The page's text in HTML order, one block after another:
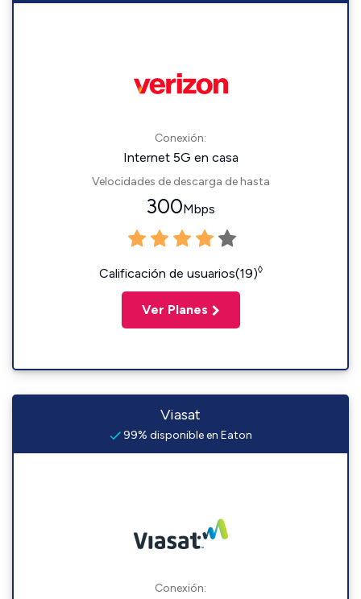
Conexión:
Internet 5G en casa
Velocidades de descarga de hasta
300Mbps
Calificación de usuarios(19)◊
Ver Planes
Viasat
99% disponible en Eaton
Conexión: